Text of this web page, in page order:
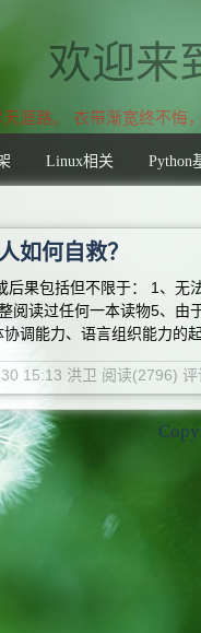
欢迎来
涯路。 衣带渐宽终不
Linux相关 Python
如何自救？
后果包括但不限于： 1、无
阅读过任何一本读物5、由
调能力、语言组织能力的
15:13 洪卫 阅读(2796) 评